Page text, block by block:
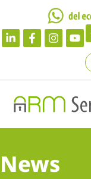
News